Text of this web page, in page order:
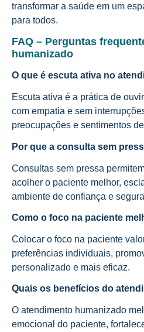
transformar a saúde em um
para todos.
FAQ – Perguntas
humanizado
O que é escuta ativa no
Escuta ativa é a prática de
com empatia e sem
preocupações e sentimentos
Por que a consulta sem
Consultas sem pressa
acolher o paciente melhor,
ambiente de confiança e
Como o foco na paciente
Colocar o foco na paciente
preferências individuais,
personalizado e mais eficaz.
Quais os benefícios do
O atendimento humanizado
emocional do paciente,